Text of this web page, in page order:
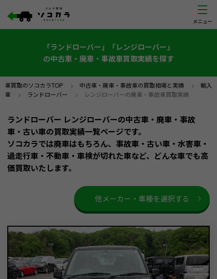
「ランドローバー」「レンジローバー」
の中古車・廃車・事故車買取実績を探す
車買取のソコカラTOP > 中古車・廃車・事故車の買取相場と実績 > 輸入
車 > ランドローバー > レンジローバーの廃車・事故車買取実績
ランドローバー レンジローバーの中古車・廃車・事故
車・古い車の買取実績一覧ページです。
ソコカラでは廃車はもちろん、事故車・古い車・水害車・
過走行車・不動車・車検が切れた車など、どんな車でも高
価買取いたします。
他メーカー・車種を選択する